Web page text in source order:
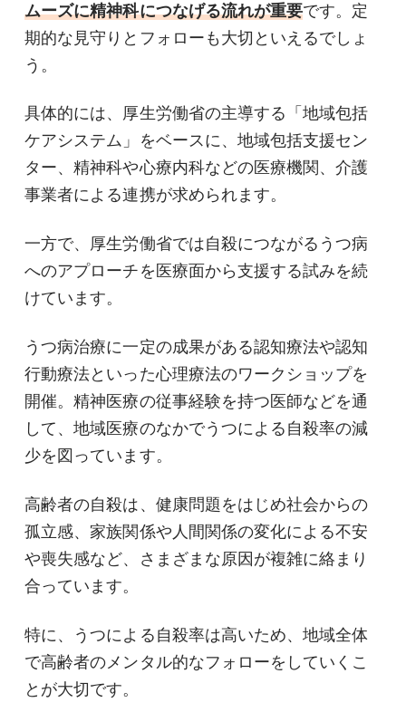
ムーズに精神科につなげる流れが重要です。定
期的な見守りとフォローも大切といえるでしょ
う。
具体的には、厚生労働省の主導する「地域包括
ケアシステム」をベースに、地域包括支援セン
ター、精神科や心療内科などの医療機関、介護
事業者による連携が求められます。
一方で、厚生労働省では自殺につながるうつ病
へのアプローチを医療面から支援する試みを続
けています。
うつ病治療に一定の成果がある認知療法や認知
行動療法といった心理療法のワークショップを
開催。精神医療の従事経験を持つ医師などを通
して、地域医療のなかでうつによる自殺率の減
少を図っています。
高齢者の自殺は、健康問題をはじめ社会からの
孤立感、家族関係や人間関係の変化による不安
や喪失感など、さまざまな原因が複雑に絡まり
合っています。
特に、うつによる自殺率は高いため、地域全体
で高齢者のメンタル的なフォローをしていくこ
とが大切です。